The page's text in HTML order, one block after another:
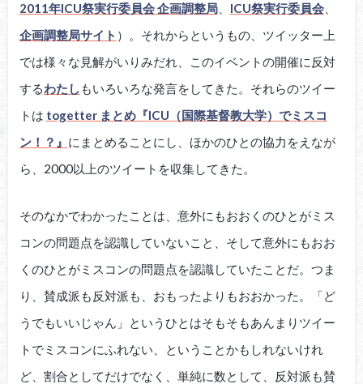
2011年ICU祭実行委員会 企画調整局、 ICU祭実行委員会、
企画調整局サイト ）。それからというもの、ツイッター上
では様々な見解がいりみだれ、このイベントの開催に反対
するわたし もいろいろな発言をしてきた。それらのツイー
トは togetter まとめ『ICU（国際基督教大学）でミスコ
ン！？』 にまとめることにし、ほかのひとの協力をえなが
ら、2000以上のツイートを収集してきた。
そのなかでわかったことは、意外にもおおくのひとがミス
コンの問題点を認識していないこと、そして意外にもおお
くのひとがミスコンの問題点を認識していたことだ。つま
り、賛成派も反対派も、おもったよりもおおかった。「ど
うでもいいじゃん」というひとはそもそもあんまりツイー
トでミスコンにふれない、ということかもしれないけれ
ど、割合としてだけでなく、単純に数として、反対派も賛